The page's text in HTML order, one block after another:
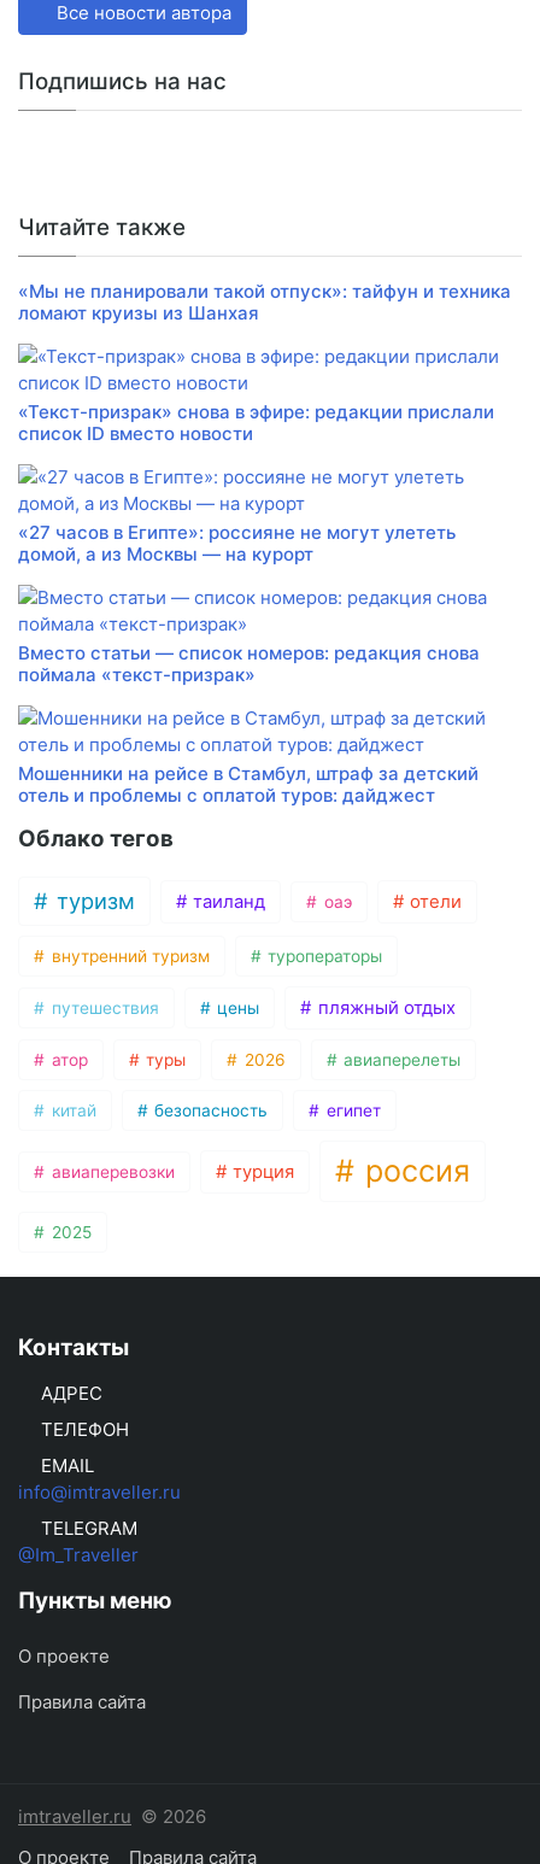
Все новости автора
Подпишись на нас
Читайте также
«Мы не планировали такой отпуск»: тайфун и техника
ломают круизы из Шанхая
«Текст-призрак» снова в эфире: редакции прислали
список ID вместо новости
«27 часов в Египте»: россияне не могут улететь
домой, а из Москвы — на курорт
Вместо статьи — список номеров: редакция снова
поймала «текст-призрак»
Мошенники на рейсе в Стамбул, штраф за детский
отель и проблемы с оплатой туров: дайджест
Облако тегов
туризм таиланд оаэ отели
внутренний туризм туроператоры
путешествия цены пляжный отдых
атор туры 2026 авиаперелеты
китай безопасность египет
авиаперевозки турция россия
2025
Контакты
АДРЕС
ТЕЛЕФОН
EMAIL
info@imtraveller.ru
TELEGRAM
@Im_Traveller
Пункты меню
О проекте
Правила сайта
imtraveller.ru © 2026
О проекте
Правила сайта